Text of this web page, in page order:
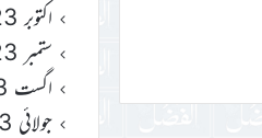
اکتوبر 2023
ستمبر 2023
اگست 2023
جولائی 2023